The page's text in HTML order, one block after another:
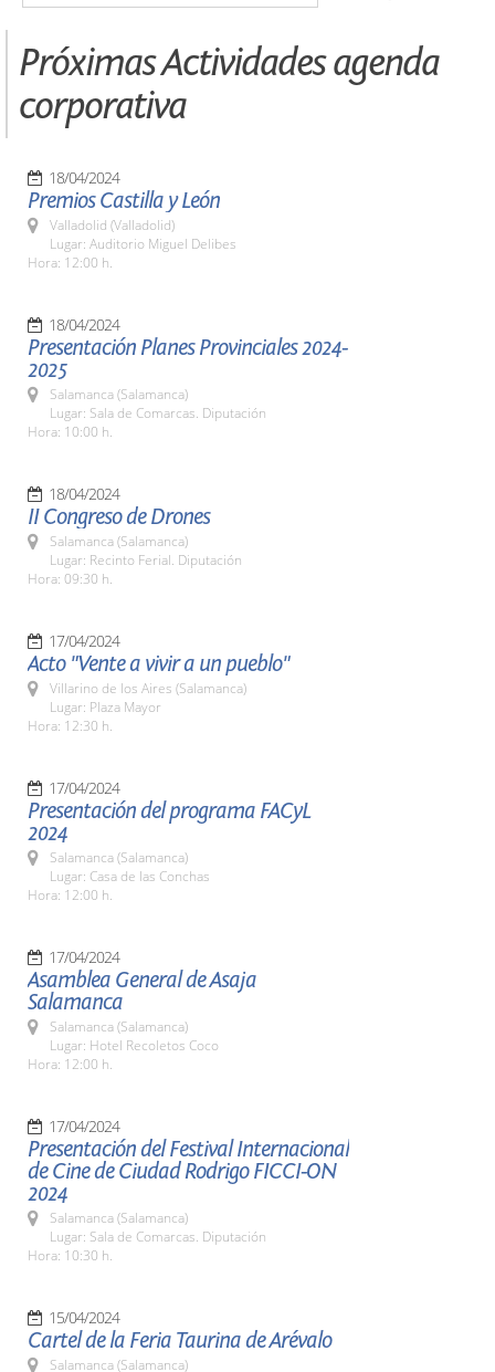
Próximas Actividades agenda
corporativa
18/04/2024
Premios Castilla y León
Valladolid (Valladolid)
Lugar: Auditorio Miguel Delibes
Hora: 12:00 h.
18/04/2024
Presentación Planes Provinciales 2024-
2025
Salamanca (Salamanca)
Lugar: Sala de Comarcas. Diputación
Hora: 10:00 h.
18/04/2024
II Congreso de Drones
Salamanca (Salamanca)
Lugar: Recinto Ferial. Diputación
Hora: 09:30 h.
17/04/2024
Acto "Vente a vivir a un pueblo"
Villarino de los Aires (Salamanca)
Lugar: Plaza Mayor
Hora: 12:30 h.
17/04/2024
Presentación del programa FACyL
2024
Salamanca (Salamanca)
Lugar: Casa de las Conchas
Hora: 12:00 h.
17/04/2024
Asamblea General de Asaja
Salamanca
Salamanca (Salamanca)
Lugar: Hotel Recoletos Coco
Hora: 12:00 h.
17/04/2024
Presentación del Festival Internacional
de Cine de Ciudad Rodrigo FICCI-ON
2024
Salamanca (Salamanca)
Lugar: Sala de Comarcas. Diputación
Hora: 10:30 h.
15/04/2024
Cartel de la Feria Taurina de Arévalo
Salamanca (Salamanca)